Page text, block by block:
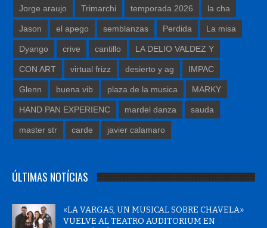
Jorge araujo Trimarchi temporada 2026 la cha
Jason el apego semblanzas Perdida La misa
Dyango crive cantillo LA DELIO VALDEZ Y
CON ART virtual frizz desierto y ag IMPAC
Glenn buena vib plaza de la musica MARKY
HAND PAN EXPERIENC mardel danza sauda
master str carde javier calamaro
ÚLTIMAS NOTÍCIAS
«LA VARGAS, UN MUSICAL SOBRE CHAVELA»
VUELVE AL TEATRO AUDITORIUM EN